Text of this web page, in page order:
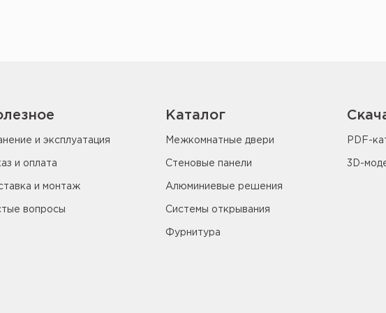
и эксплуатация
и оплата
и монтаж
вопросы
Каталог
Межкомнатные двери
Стеновые панели
Алюминиевые решения
Системы открывания
Фурнитура
PDF-
3D-